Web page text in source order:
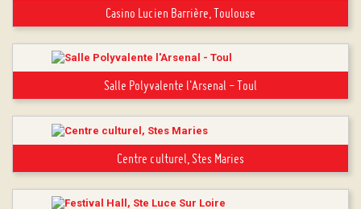
Casino Lucien Barrière, Toulouse
Salle Polyvalente l'Arsenal - Toul
Centre culturel, Stes Maries